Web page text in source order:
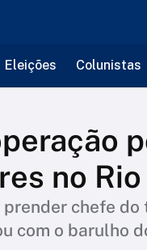
Eleições Colunistas
no
chefe
com o barulho